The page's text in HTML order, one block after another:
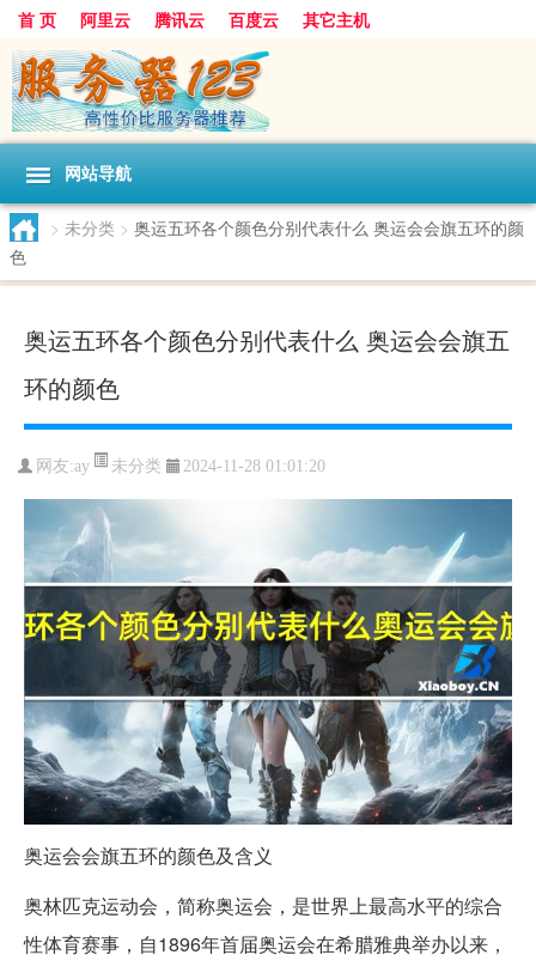
首 页 阿里云 腾讯云 百度云 其它主机
网站导航
> 未分类 > 奥运五环各个颜色分别代表什么 奥运会会旗五环的颜
色
奥运五环各个颜色分别代表什么 奥运会会旗五
环的颜色
网友:ay 未分类 2024-11-28 01:01:20
奥运会会旗五环的颜色及含义
奥林匹克运动会，简称奥运会，是世界上最高水平的综合
性体育赛事，自1896年首届奥运会在希腊雅典举办以来，